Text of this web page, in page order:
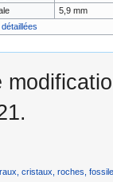
5,9 mm
cristaux, roches,